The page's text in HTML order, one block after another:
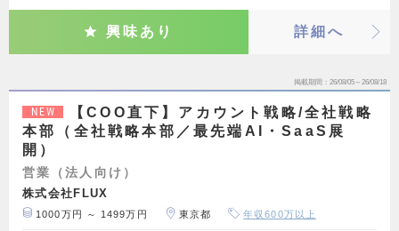
興味あり 詳細へ
掲載期間 26/08/05～26/08/18
NEW
【COO直下】アカウント戦略/全社戦略
本部（全社戦略本部／最先端AI・SaaS展
開）
営業（法人向け）
株式会社FLUX
1000万円 ～ 1499万円 東京都 年収600万以上